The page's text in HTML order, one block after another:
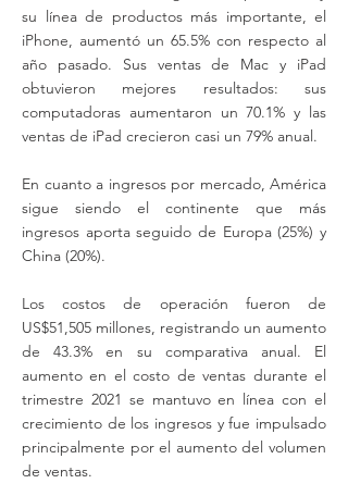
su línea de productos más importante, el
iPhone, aumentó un 65.5% con respecto al
año pasado. Sus ventas de Mac y iPad
obtuvieron mejores resultados: sus
computadoras aumentaron un 70.1% y las
ventas de iPad crecieron casi un 79% anual.
En cuanto a ingresos por mercado, América
sigue siendo el continente que más
ingresos aporta seguido de Europa (25%) y
China (20%).
Los costos de operación fueron de
US$51,505 millones, registrando un aumento
de 43.3% en su comparativa anual. El
aumento en el costo de ventas durante el
trimestre 2021 se mantuvo en línea con el
crecimiento de los ingresos y fue impulsado
principalmente por el aumento del volumen
de ventas.